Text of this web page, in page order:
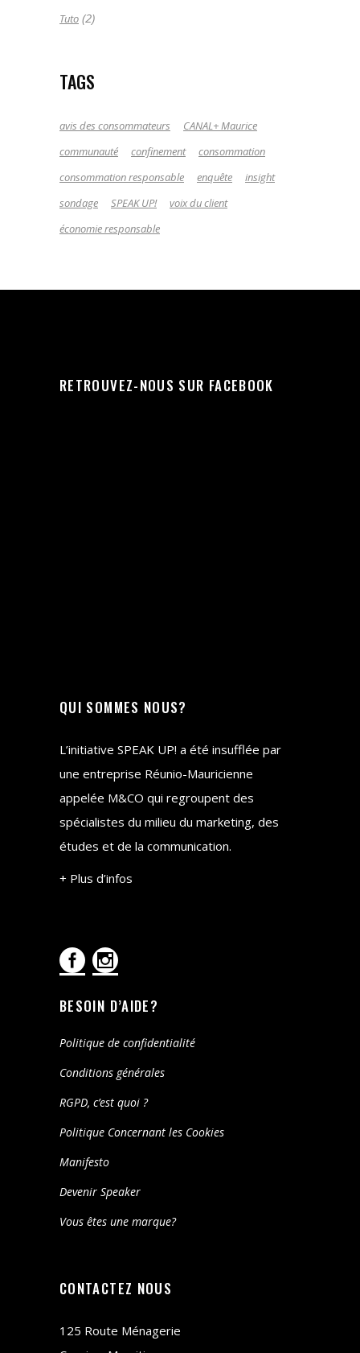
Tuto (2)
TAGS
avis des consommateurs
CANAL+ Maurice
communauté
confinement
consommation
consommation responsable
enquête
insight
sondage
SPEAK UP!
voix du client
économie responsable
RETROUVEZ-NOUS SUR FACEBOOK
QUI SOMMES NOUS?
L’initiative SPEAK UP! a été insufflée par
une entreprise Réunio-Mauricienne
appelée M&CO qui regroupent des
spécialistes du milieu du marketing, des
études et de la communication.
+ Plus d’infos
BESOIN D’AIDE?
Politique de confidentialité
Conditions générales
RGPD, c’est quoi ?
Politique Concernant les Cookies
Manifesto
Devenir Speaker
Vous êtes une marque?
CONTACTEZ NOUS
125 Route Ménagerie